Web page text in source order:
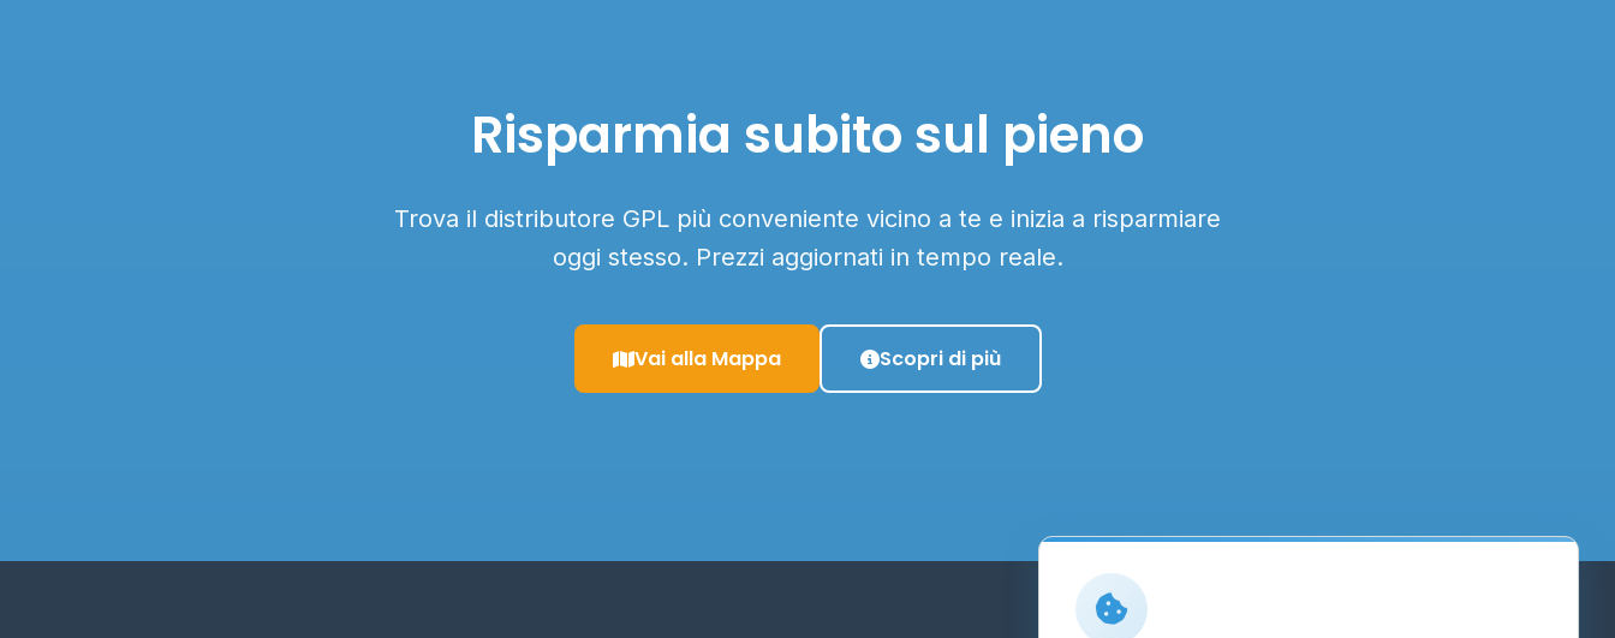
Risparmia subito sul pieno
Trova il distributore GPL più conveniente vicino a te e inizia a risparmiare
oggi stesso. Prezzi aggiornati in tempo reale.
Vai alla Mappa Scopri di più